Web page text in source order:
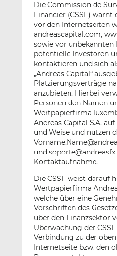
Die Commission de
Financier (CSSF)
vor den Internetseiten
andreascapital.com,
sowie vor unbekannten
potentielle Investoren
kontaktieren und sich
„Andreas Capital“
Platzierungsverträge
anzubieten. Hierbei
Personen den Namen
Wertpapierfirma
Andreas Capital S.A.
und Weise und nutzen
und
Kontaktaufnahme.
Die CSSF weist darauf
Wertpapierfirma
welche über eine
Vorschriften des
über den Finanzsektor
Überwachung der
Verbindung zu der
Internetseite bzw. den